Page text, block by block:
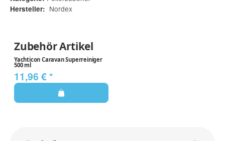
Hersteller: Nordex
Zubehör Artikel
Yachticon Caravan Superreiniger
500 ml
11,96 €*